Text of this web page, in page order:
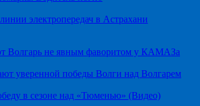
электропередач в Астрахани
Волгарь не явным фаворитом у КАМАЗа
уверенной победы Волги над Волгарем
в сезоне над «Тюменью» (Видео)